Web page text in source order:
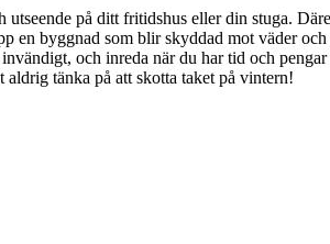
på ditt fritidshus eller din stuga.
en byggnad som blir skyddad mot väder
och inreda när du har tid och
aldrig tänka på att skotta taket på vintern!